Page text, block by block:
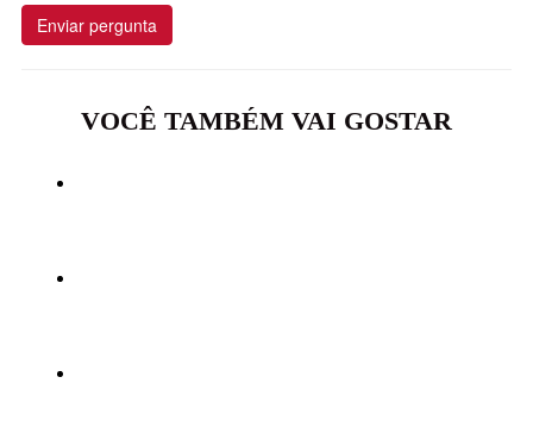
Enviar pergunta
VOCÊ TAMBÉM VAI GOSTAR